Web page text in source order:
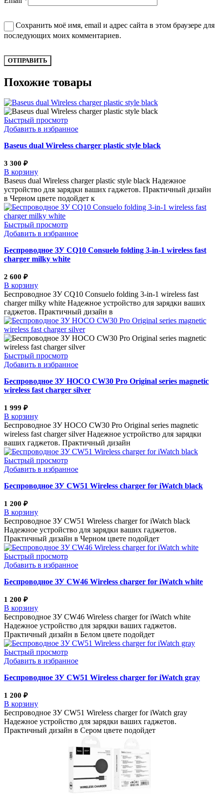
Сохранить моё имя, email и адрес сайта в этом браузере для
последующих моих комментариев.
Похожие товары
Быстрый просмотр
Добавить в избранное
Baseus dual Wireless charger plastic style black
3 300 ₽
В корзину
Baseus dual Wireless charger plastic style black Надежное
устройство для зарядки ваших гаджетов. Практичный дизайн
в Черном цвете подойдет к
Быстрый просмотр
Добавить в избранное
Беспроводное ЗУ CQ10 Consuelo folding 3-in-1 wireless fast
charger milky white
2 600 ₽
В корзину
Беспроводное ЗУ CQ10 Consuelo folding 3-in-1 wireless fast
charger milky white Надежное устройство для зарядки ваших
гаджетов. Практичный дизайн в
Быстрый просмотр
Добавить в избранное
Беспроводное ЗУ HOCO CW30 Pro Original series magnetic
wireless fast charger silver
1 999 ₽
В корзину
Беспроводное ЗУ HOCO CW30 Pro Original series magnetic
wireless fast charger silver Надежное устройство для зарядки
ваших гаджетов. Практичный дизайн
Быстрый просмотр
Добавить в избранное
Беспроводное ЗУ CW51 Wireless charger for iWatch black
1 200 ₽
В корзину
Беспроводное ЗУ CW51 Wireless charger for iWatch black
Надежное устройство для зарядки ваших гаджетов.
Практичный дизайн в Черном цвете подойдет
Быстрый просмотр
Добавить в избранное
Беспроводное ЗУ CW46 Wireless charger for iWatch white
1 200 ₽
В корзину
Беспроводное ЗУ CW46 Wireless charger for iWatch white
Надежное устройство для зарядки ваших гаджетов.
Практичный дизайн в Белом цвете подойдет
Быстрый просмотр
Добавить в избранное
Беспроводное ЗУ CW51 Wireless charger for iWatch gray
1 200 ₽
В корзину
Беспроводное ЗУ CW51 Wireless charger for iWatch gray
Надежное устройство для зарядки ваших гаджетов.
Практичный дизайн в Сером цвете подойдет